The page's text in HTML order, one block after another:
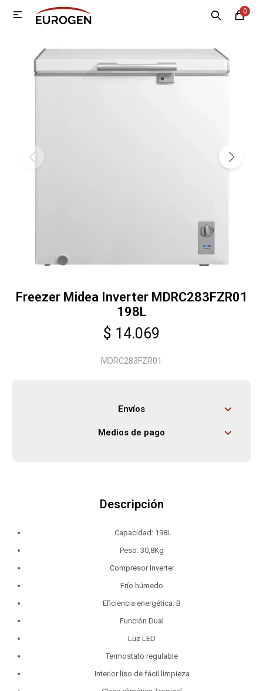
0

Freezer Midea Inverter MDRC283FZR01
198L
$ 14.069
MDRC283FZR01
Envíos
Medios de pago
Descripción
Capacidad: 198L
Peso: 30,8Kg
Compresor Inverter
Frío húmedo
Eficiencia energética: B
Función Dual
Luz LED
Termostato regulable
Interior liso de fácil limpieza
MI CUENTA
Menú Nosotros Contacto Sucursales
Bicicletas
Herramientas